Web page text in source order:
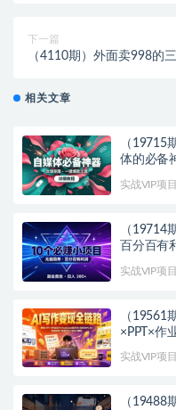
下一篇
（4110期）外面卖998的
相关文章
（19715
体的必备
实战VIP项目
（19714
百分百有
实战VIP项目
（19561
×PPT×作
实战VIP项目
（19488